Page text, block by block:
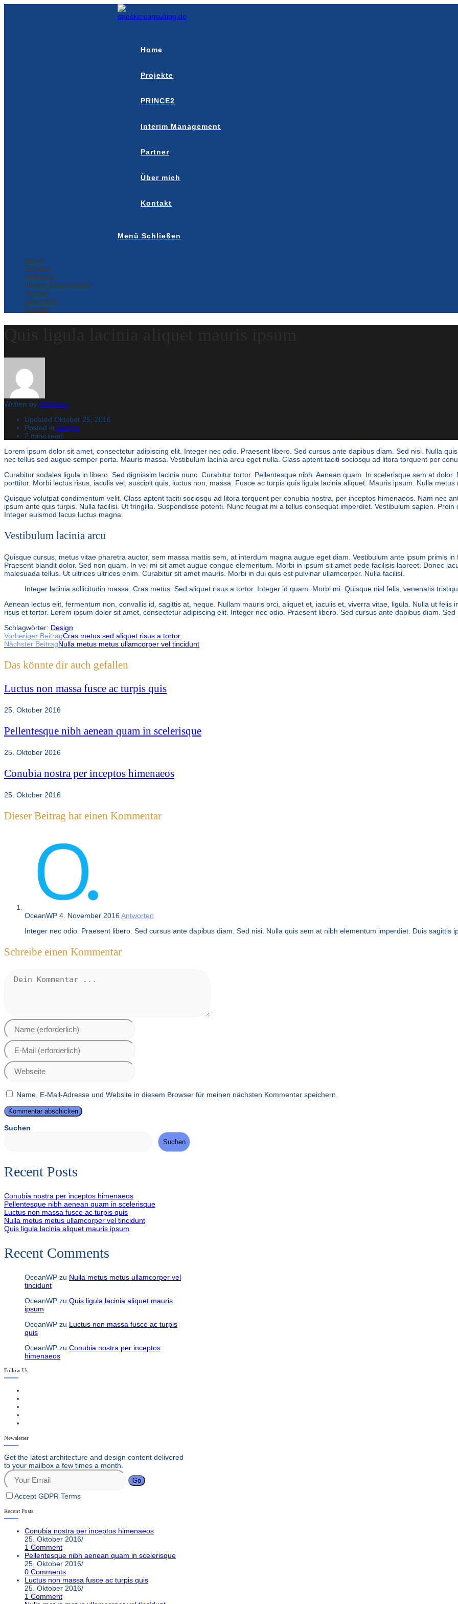
Home
Projekte
PRINCE2
Interim Management
Partner
Über mich
Kontakt
Menü Schließen
Home
Projekte
PRINCE2
Interim Management
Partner
Über mich
Kontakt
Written by MfAdmin
Updated Oktober 25, 2016
Posted in Design
2 mins read
Lorem ipsum dolor sit amet, consectetur adipiscing elit. Integer nec odio. Praesent libero. Sed cursus ante dapibus diam. Sed nisi. Nulla
nec tellus sed augue semper porta. Mauris massa. Vestibulum lacinia arcu eget nulla. Class aptent taciti sociosqu ad litora torquent per
Curabitur sodales ligula in libero. Sed dignissim lacinia nunc. Curabitur tortor. Pellentesque nibh. Aenean quam. In scelerisque sem at
porttitor. Morbi lectus risus, iaculis vel, suscipit quis, luctus non, massa. Fusce ac turpis quis ligula lacinia aliquet. Mauris ipsum. Nulla
Quisque volutpat condimentum velit. Class aptent taciti sociosqu ad litora torquent per conubia nostra, per inceptos himenaeos. Nam nec
ipsum ante quis turpis. Nulla facilisi. Ut fringilla. Suspendisse potenti. Nunc feugiat mi a tellus consequat imperdiet. Vestibulum sapien.
Integer euismod lacus luctus magna.
Vestibulum lacinia arcu
Quisque cursus, metus vitae pharetra auctor, sem massa mattis sem, at interdum magna augue eget diam. Vestibulum ante ipsum primis
Praesent blandit dolor. Sed non quam. In vel mi sit amet augue congue elementum. Morbi in ipsum sit amet pede facilisis laoreet. Donec
malesuada tellus. Ut ultrices ultrices enim. Curabitur sit amet mauris. Morbi in dui quis est pulvinar ullamcorper. Nulla facilisi.
Integer lacinia sollicitudin massa. Cras metus. Sed aliquet risus a tortor. Integer id quam. Morbi mi. Quisque nisl felis, venenatis
Aenean lectus elit, fermentum non, convallis id, sagittis at, neque. Nullam mauris orci, aliquet et, iaculis et, viverra vitae, ligula. Nulla ut
risus et tortor. Lorem ipsum dolor sit amet, consectetur adipiscing elit. Integer nec odio. Praesent libero. Sed cursus ante dapibus diam.
Schlagwörter: Design
Weitere
ansehen
Vorheriger BeitragCras metus sed aliquet risus a tortor
Nächster BeitragNulla metus metus ullamcorper vel tincidunt
Das könnte dir auch gefallen
Luctus non massa fusce ac turpis quis
25. Oktober 2016
Pellentesque nibh aenean quam in scelerisque
25. Oktober 2016
Conubia nostra per inceptos himenaeos
25. Oktober 2016
Dieser Beitrag hat einen Kommentar
OceanWP 4. November 2016Antworten
Integer nec odio. Praesent libero. Sed cursus ante dapibus diam. Sed nisi. Nulla quis sem at nibh elementum imperdiet. Duis sagittis
Schreibe einen Kommentar
Gib
deinen
Namen
oder
Benutzernamen
zum
Kommentieren
ein
Gib
deine
E-
Mail-
Adresse
Kommentieren
Gib
deine
Website-
URL
ein
(optional)
Name, E-Mail-Adresse und Website in diesem Browser für meinen nächsten Kommentar speichern.
Suchen
Suchen
Recent Posts
Conubia nostra per inceptos himenaeos
Pellentesque nibh aenean quam in scelerisque
Luctus non massa fusce ac turpis quis
Nulla metus metus ullamcorper vel tincidunt
Quis ligula lacinia aliquet mauris ipsum
Recent Comments
OceanWP zu Nulla metus metus ullamcorper vel
tincidunt
OceanWP zu Quis ligula lacinia aliquet mauris
ipsum
OceanWP zu Luctus non massa fusce ac turpis
quis
OceanWP zu Conubia nostra per inceptos
himenaeos
Follow Us
Newsletter
Get the latest architecture and design content delivered
to your mailbox a few times a month.
Go
Accept GDPR Terms
Recent Posts
Conubia nostra per inceptos himenaeos
25. Oktober 2016/
1 Comment
Pellentesque nibh aenean quam in scelerisque
25. Oktober 2016/
0 Comments
Luctus non massa fusce ac turpis quis
25. Oktober 2016/
1 Comment